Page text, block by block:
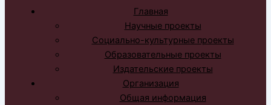
Главная
Научные проекты
Социально-культурные проекты
Образовательные проекты
Издательские проекты
Организация
Общая информация